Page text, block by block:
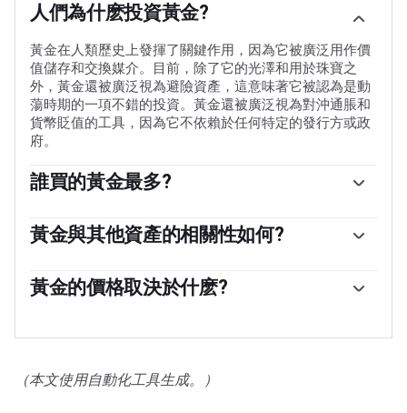
人們為什麽投資黃金?
黃金在人類歷史上發揮了關鍵作用，因為它被廣泛用作價
值儲存和交換媒介。目前，除了它的光澤和用於珠寶之
外，黃金還被廣泛視為避險資產，這意味著它被認為是動
蕩時期的一項不錯的投資。黃金還被廣泛視為對沖通脹和
貨幣貶值的工具，因為它不依賴於任何特定的發行方或政
府。
誰買的黃金最多?
貨幣，各國央行傾向於使儲備多樣化，並購買黃金，以提
高人們對經濟和貨幣實力的看法。高黃金儲備可以成為一
各國央行在2022年增加了1136噸黃金儲備，價值約700億
黃金與其他資產的相關性如何?
產和避險資產。當美元貶值時，黃金往往會上漲，使投資
者和央行能夠在動蕩時期實現資產多元化。黃金與風險資
的市場的拋售往往有利於黃金。
黃金的價格取決於什麽?
或對深度衰退的擔憂可能會迅速推高黃金價格，因其避險
上漲，而較高的資金成本通常會拖累黃金。盡管如此，由
於資產以美元(XAU/USD)定價，大多數走勢取決於美元
（本文使用自動化工具生成。）